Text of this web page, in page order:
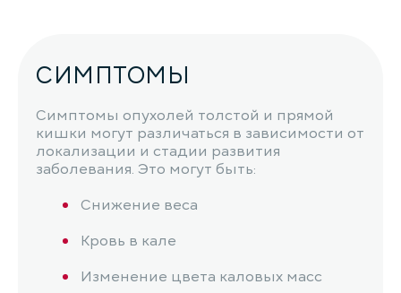
СИМПТОМЫ
Симптомы опухолей толстой и прямой
кишки могут различаться в зависимости от
локализации и стадии развития
заболевания. Это могут быть:
Снижение веса
Кровь в кале
Изменение цвета каловых масс